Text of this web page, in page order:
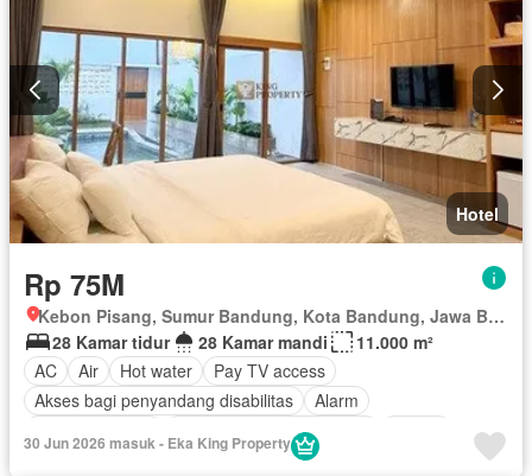
Hotel
Rp 75M
Kebon Pisang, Sumur Bandung, Kota Bandung, Jawa Barat
28 Kamar tidur
28 Kamar mandi
11.000 m²
AC
Air Hot water
Pay TV access
Akses bagi penyandang disabilitas
Alarm
Outdoor entertaining area
Keamanan 24 jam
Kolam renang
30 Jun 2026 masuk - Eka King Property